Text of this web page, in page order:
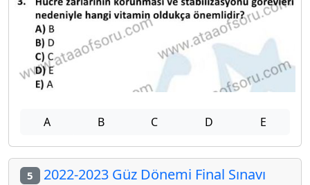
A B C D E
5 2022-2023 Güz Dönemi Final Sınavı